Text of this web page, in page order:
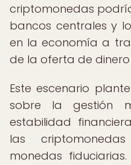
criptomonedas
bancos centrales y
en la economía a
de la oferta de
Este escenario
sobre la gestión
estabilidad
las
monedas